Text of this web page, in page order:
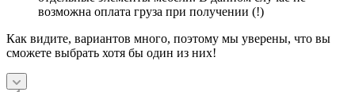
возможна оплата груза при получении (!)
Как видите, вариантов много, поэтому мы уверены, что вы
сможете выбрать хотя бы один из них!